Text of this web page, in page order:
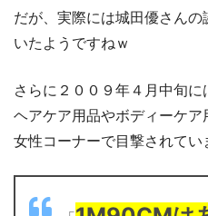
だが、実際には城田優さん
いたようですねｗ
さらに２００９年４月中旬
ヘアケア用品やボディーケ
女性コーナーで目撃されてい